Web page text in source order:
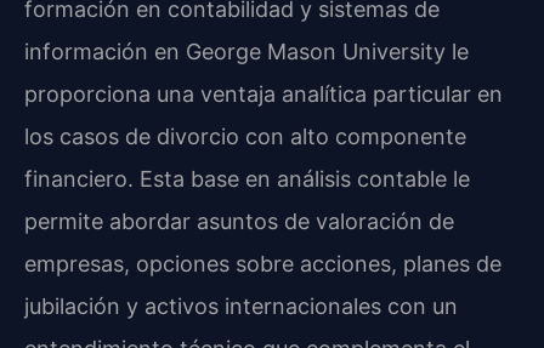
formación en contabilidad y sistemas de
información en George Mason University le
proporciona una ventaja analítica particular en
los casos de divorcio con alto componente
financiero. Esta base en análisis contable le
permite abordar asuntos de valoración de
empresas, opciones sobre acciones, planes de
jubilación y activos internacionales con un